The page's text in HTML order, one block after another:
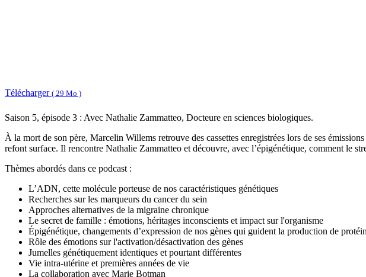
Télécharger ( 29 Mo )
Saison 5, épisode 3 : Avec Nathalie Zammatteo, Docteure en sciences biologiques.
À la mort de son père, Marcelin Willems retrouve des cassettes enregistrées lors de ses
refont surface. Il rencontre Nathalie Zammatteo et découvre, avec l’épigénétique, comment le
Thèmes abordés dans ce podcast :
L’ADN, cette molécule porteuse de nos caractéristiques génétiques
Recherches sur les marqueurs du cancer du sein
Approches alternatives de la migraine chronique
Le secret de famille : émotions, héritages inconscients et impact sur l'organisme
Épigénétique, changements d’expression de nos gènes qui guident la production de
Rôle des émotions sur l'activation/désactivation des gènes
Jumelles génétiquement identiques et pourtant différentes
Vie intra-utérine et premières années de vie
La collaboration avec Marie Botman